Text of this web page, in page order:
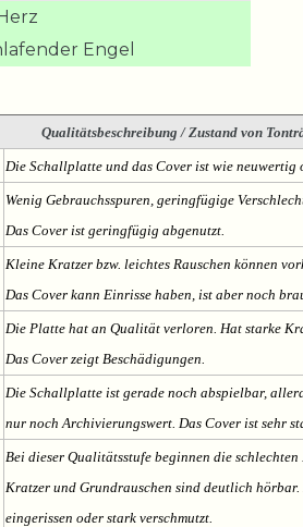
Engel
Qualitätsbeschreibung / Zustand von
Die Schallplatte und das Cover ist wie
Wenig Gebrauchsspuren, geringfügige
Das Cover ist geringfügig abgenutzt.
Kleine Kratzer bzw. leichtes Rauschen können
Das Cover kann Einrisse haben, ist aber noch
Die Platte hat an Qualität verloren. Hat starke
Das Cover zeigt Beschädigungen.
Die Schallplatte ist gerade noch abspielbar,
nur noch Archivierungswert. Das Cover ist sehr
Bei dieser Qualitätsstufe beginnen die
Kratzer und Grundrauschen sind deutlich
eingerissen oder stark verschmutzt.